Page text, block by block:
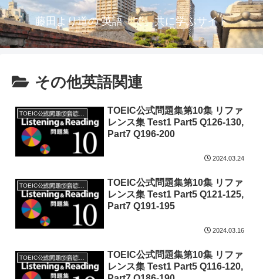
藤田より道の 英語「で」共に学ぶサイト
その他英語関連
TOEIC公式問題で音読特訓
TOEIC公式問題集第10集 リファ
レンス集 Test1 Part5 Q126-130,
Part7 Q196-200
2024.03.24
TOEIC公式問題で音読特訓
TOEIC公式問題集第10集 リファ
レンス集 Test1 Part5 Q121-125,
Part7 Q191-195
2024.03.16
TOEIC公式問題で音読特訓
TOEIC公式問題集第10集 リファ
レンス集 Test1 Part5 Q116-120,